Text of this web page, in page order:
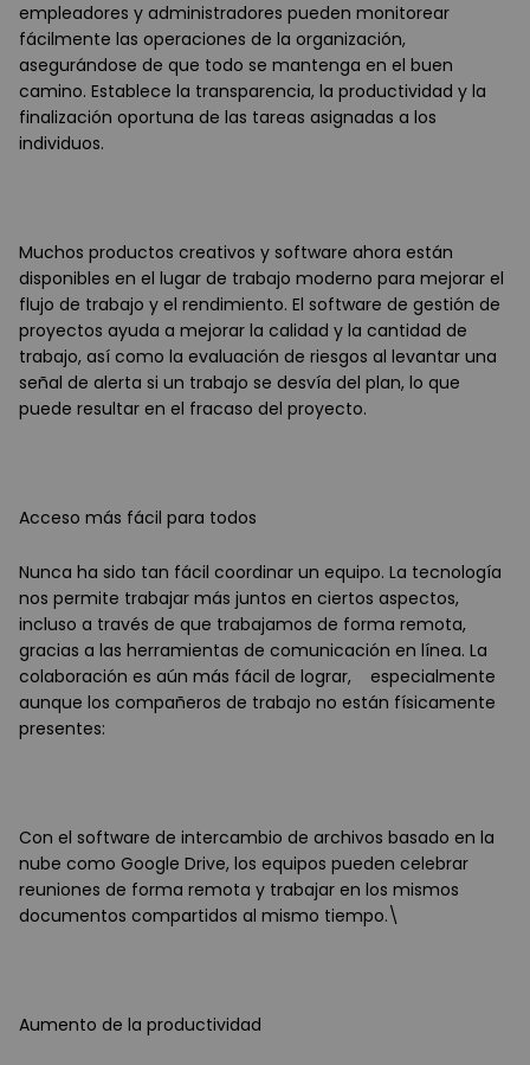
empleadores y administradores pueden monitorear
fácilmente las operaciones de la organización,
asegurándose de que todo se mantenga en el buen
camino. Establece la transparencia, la productividad y la
finalización oportuna de las tareas asignadas a los
individuos.
Muchos productos creativos y software ahora están
disponibles en el lugar de trabajo moderno para mejorar el
flujo de trabajo y el rendimiento. El software de gestión de
proyectos ayuda a mejorar la calidad y la cantidad de
trabajo, así como la evaluación de riesgos al levantar una
señal de alerta si un trabajo se desvía del plan, lo que
puede resultar en el fracaso del proyecto.
Acceso más fácil para todos
Nunca ha sido tan fácil coordinar un equipo. La tecnología
nos permite trabajar más juntos en ciertos aspectos,
incluso a través de que trabajamos de forma remota,
gracias a las herramientas de comunicación en línea. La
colaboración es aún más fácil de lograr, especialmente
aunque los compañeros de trabajo no están físicamente
presentes:
Con el software de intercambio de archivos basado en la
nube como Google Drive, los equipos pueden celebrar
reuniones de forma remota y trabajar en los mismos
documentos compartidos al mismo tiempo.\
Aumento de la productividad